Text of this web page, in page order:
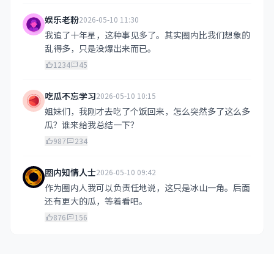
娱乐老粉2026-05-10 11:30
我追了十年星，这种事见多了。其实圈内比我们想象的
乱得多，只是没爆出来而已。
1234 45
吃瓜不忘学习2026-05-10 10:15
姐妹们，我刚才去吃了个饭回来，怎么突然多了这么多
瓜？谁来给我总结一下？
987 234
圈内知情人士2026-05-10 09:42
作为圈内人我可以负责任地说，这只是冰山一角。后面
还有更大的瓜，等着看吧。
876 156